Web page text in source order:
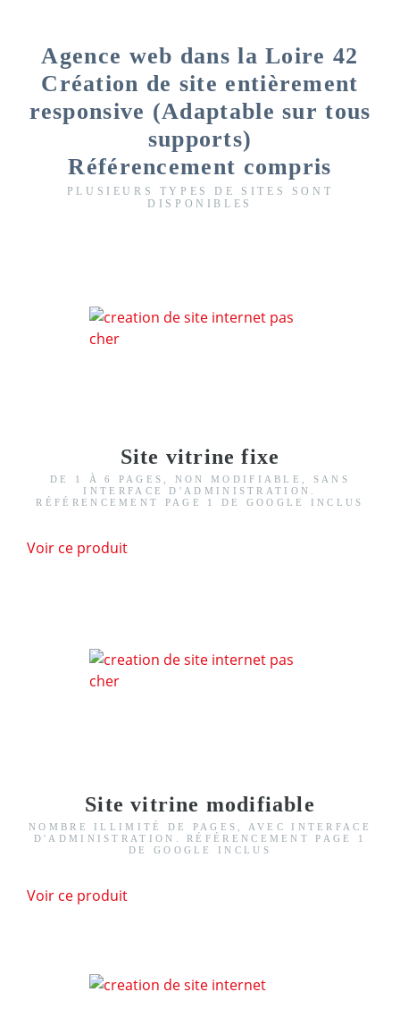
Agence web dans la Loire 42
Création de site entièrement
responsive (Adaptable sur tous
supports)
Référencement compris
PLUSIEURS TYPES DE SITES SONT
DISPONIBLES
Site vitrine fixe
DE 1 À 6 PAGES, NON MODIFIABLE, SANS
INTERFACE D'ADMINISTRATION.
RÉFÉRENCEMENT PAGE 1 DE GOOGLE INCLUS
Voir ce produit
Site vitrine modifiable
NOMBRE ILLIMITÉ DE PAGES, AVEC INTERFACE
D'ADMINISTRATION. RÉFÉRENCEMENT PAGE 1
DE GOOGLE INCLUS
Voir ce produit